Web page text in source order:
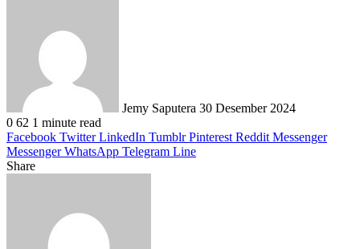
Jemy Saputera 30 Desember 2024
0 62 1 minute read
Facebook Twitter LinkedIn Tumblr Pinterest Reddit Messenger
Messenger WhatsApp Telegram Line
Share